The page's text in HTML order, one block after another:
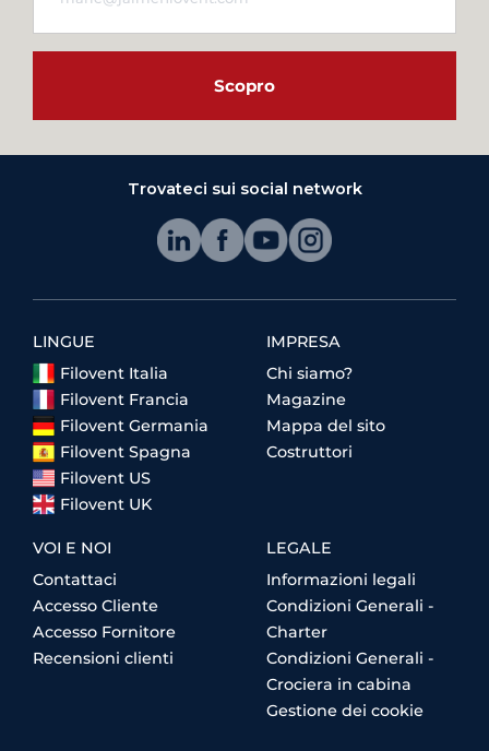
Scopro
Trovateci sui social network
LINGUE
Filovent Italia
Filovent Francia
Filovent Germania
Filovent Spagna
Filovent US
Filovent UK
IMPRESA
Chi siamo?
Magazine
Mappa del sito
Costruttori
VOI E NOI
Contattaci
Accesso Cliente
Accesso Fornitore
Recensioni clienti
LEGALE
Informazioni legali
Condizioni Generali -
Charter
Condizioni Generali -
Crociera in cabina
Gestione dei cookie